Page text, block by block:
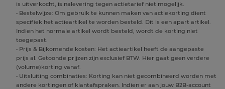
is uitverkocht, is nalevering tegen actietarief niet mogelijk.
• Bestelwijze: Om gebruik te kunnen maken van actiekorting dient
specifiek het actieartikel te worden besteld. Dit is een apart artikel.
Indien het normale artikel wordt besteld, wordt de korting niet
toegepast.
• Prijs & Bijkomende kosten: Het actieartikel heeft de aangepaste
prijs al. Getoonde prijzen zijn exclusief BTW. Hier gaat geen verdere
(volume)korting vanaf.
• Uitsluiting combinaties: Korting kan niet gecombineerd worden met
andere kortingen of klantafspraken. Indien er aan jouw B2B-account